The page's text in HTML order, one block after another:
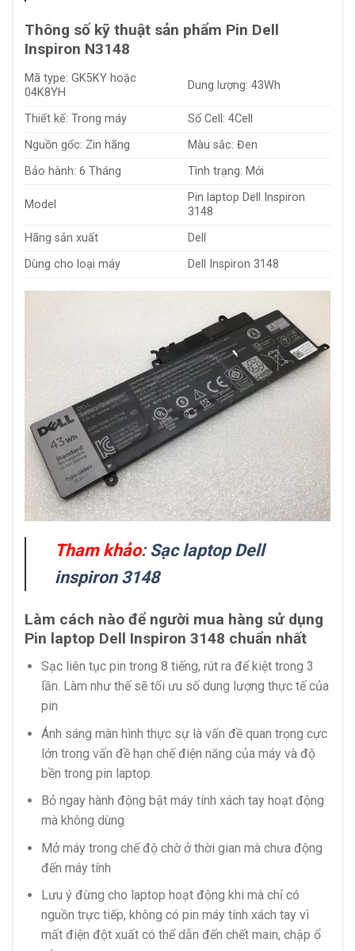
Thông số kỹ thuật sản phẩm Pin Dell
Inspiron N3148
Mã type: GK5KY hoặc
04K8YH
Dung lượng: 43Wh
Thiết kế: Trong máy
Số Cell: 4Cell
Nguồn gốc: Zin hãng
Màu sắc: Đen
Bảo hành: 6 Tháng
Tình trạng: Mới
Model
Pin laptop Dell Inspiron
3148
Hãng sản xuất
Dell
Dùng cho loại máy
Dell Inspiron 3148
Tham khảo:Sạc laptop Dell
inspiron 3148
Làm cách nào để người mua hàng sử dụng
Pin laptop Dell Inspiron 3148 chuẩn nhất
Sạc liên tục pin trong 8 tiếng, rút ra để kiệt trong 3
lần. Làm như thế sẽ tối ưu số dung lượng thực tế của
pin
Ánh sáng màn hình thực sự là vấn đề quan trọng cực
lớn trong vấn đề hạn chế điện năng của máy và độ
bền trong pin laptop.
Bỏ ngay hành động bật máy tính xách tay hoạt động
mà không dùng
Mở máy trong chế độ chờ ở thời gian mà chưa động
đến máy tính
Lưu ý đừng cho laptop hoạt động khi mà chỉ có
nguồn trực tiếp, không có pin máy tính xách tay vì
mất điện đột xuất có thể dẫn đến chết main, chập ổ